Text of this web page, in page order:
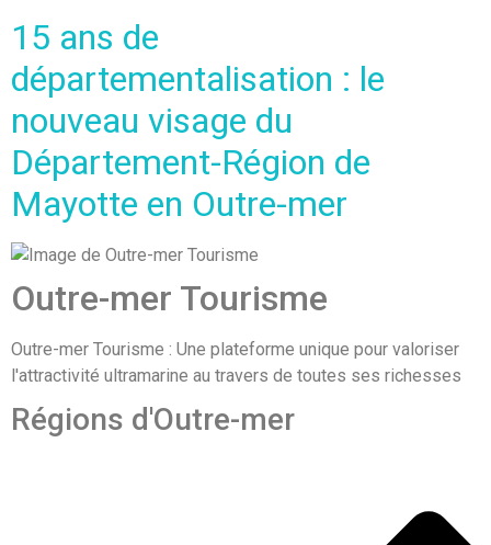
15 ans de
départementalisation : le
nouveau visage du
Département-Région de
Mayotte en Outre-mer
Outre-mer Tourisme
Outre-mer Tourisme : Une plateforme unique pour valoriser
l'attractivité ultramarine au travers de toutes ses richesses
Régions d'Outre-mer